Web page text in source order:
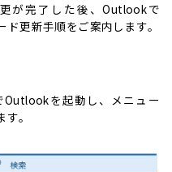
が完了した後、Outlookで
更新手順をご案内します。
を起動し、メニュー
。